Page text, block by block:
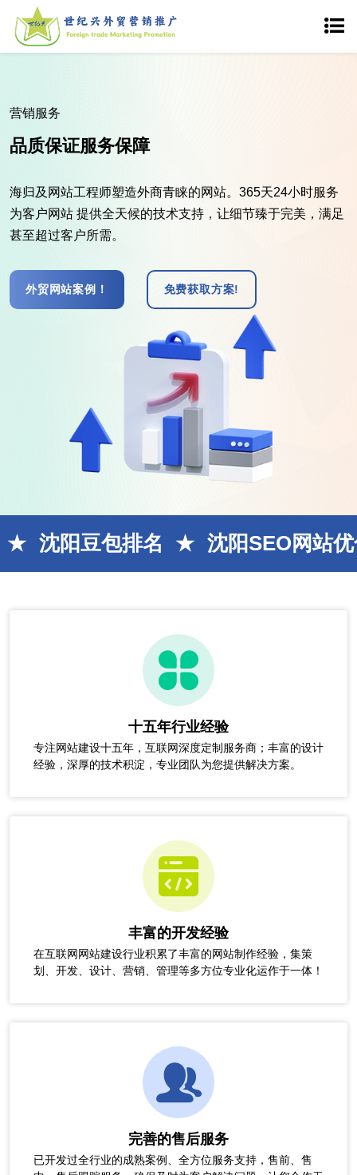
营销服务
品质保证服务保障
海归及网站工程师塑造外商青睐的网站。365天24小时服务
为客户网站 提供全天候的技术支持，让细节臻于完美，满足
甚至超过客户所需。
外贸网站案例！ 免费获取方案!
排名 沈阳SEO网站优化 AI
十五年行业经验
专注网站建设十五年，互联网深度定制服务商；丰富的设计
经验，深厚的技术积淀，专业团队为您提供解决方案。
丰富的开发经验
在互联网网站建设行业积累了丰富的网站制作经验，集策
划、开发、设计、营销、管理等多方位专业化运作于一体！
完善的售后服务
已开发过全行业的成熟案例、全方位服务支持，售前、售